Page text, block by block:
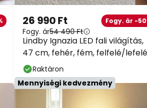
Lindby Ignazia LED fali világítás,
47 cm, fehér, fém, felfelé/lefelé
26 990 Ft Fogy. ár -50%
Fogy. ár54 490 Ft
Raktáron
Mennyiségi kedvezmény